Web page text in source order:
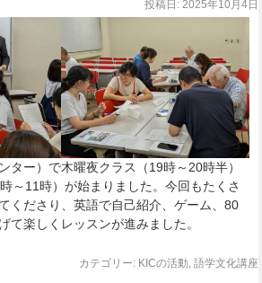
投稿日: 2025年10月4日
ター）で木曜夜クラス（19時～20時半）
～11時）が始まりました。今回もたくさ
くださり、英語で自己紹介、ゲーム、80
て楽しくレッスンが進みました。
カテゴリー: KICの活動, 語学文化講座